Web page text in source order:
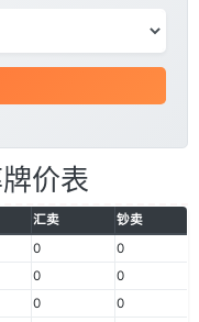
价表
汇卖
钞卖
0
0
0
0
0
0